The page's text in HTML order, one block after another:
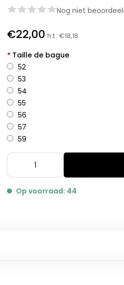
Nog niet
€22,00 h.t :€18,18
* Taille de bague
52
53
54
55
56
57
59
Op voorraad: 44